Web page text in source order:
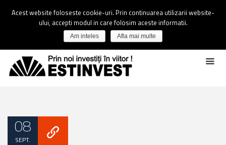
08
SEPT.
Acest website foloseste cookie-uri. Prin continuarea utilizarii website-
ului, accepti modul in care folosim aceste informatii.
Am inteles Afla mai multe